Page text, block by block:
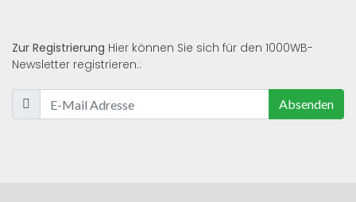
Zur Registrierung Hier können Sie sich für den 1000WB-
Newsletter registrieren.:
Absenden